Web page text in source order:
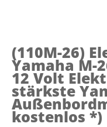
(110M-26)
Yamaha M-
12 Volt
stärkste
kostenlos *)